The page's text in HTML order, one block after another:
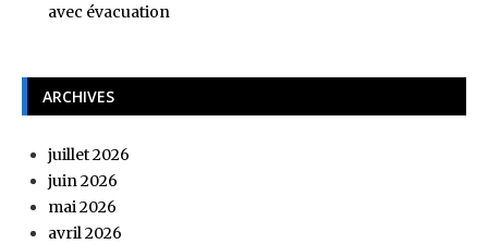
avec évacuation
ARCHIVES
juillet 2026
juin 2026
mai 2026
avril 2026